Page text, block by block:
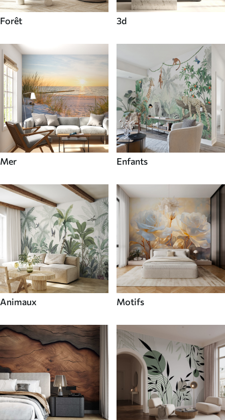
Forêt 3d
Mer Enfants
Animaux Motifs